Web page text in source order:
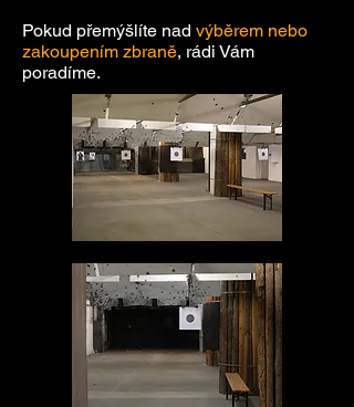
Pokud přemýšlíte nad výběrem nebo
zakoupením zbraně, rádi Vám
poradíme.​